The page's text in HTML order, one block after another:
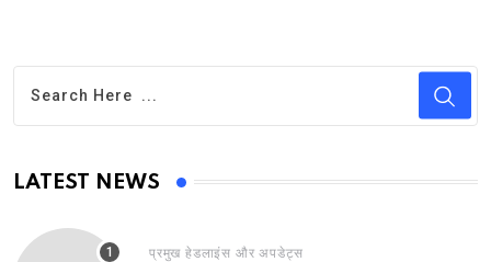
LATEST NEWS
प्रमुख हेडलाइंस और अपडेट्स